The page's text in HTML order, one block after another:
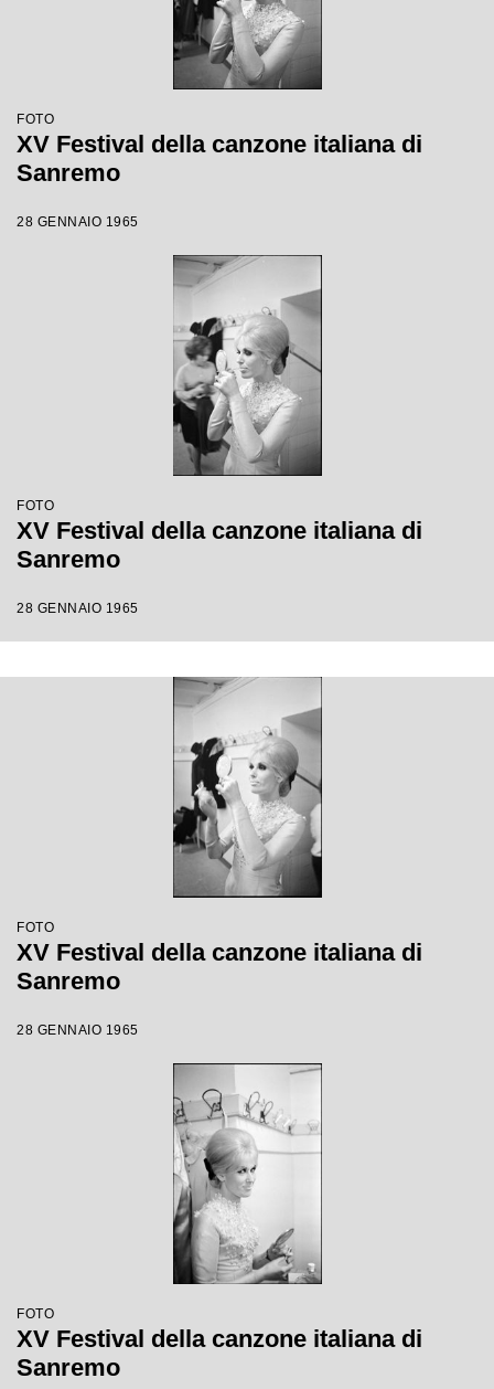
FOTO
XV Festival della canzone italiana di
Sanremo
28 GENNAIO 1965
FOTO
XV Festival della canzone italiana di
Sanremo
28 GENNAIO 1965
FOTO
XV Festival della canzone italiana di
Sanremo
28 GENNAIO 1965
FOTO
XV Festival della canzone italiana di
Sanremo